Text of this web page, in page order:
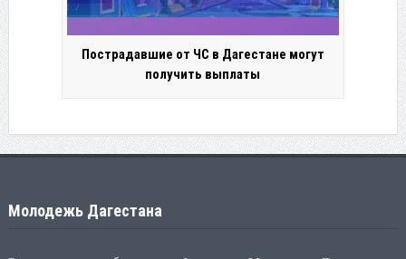
Пострадавшие от ЧС в Дагестане могут
получить выплаты
Молодежь Дагестана